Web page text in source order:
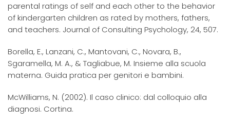
parental ratings of self and each other to the behavior
of kindergarten children as rated by mothers, fathers,
and teachers. Journal of Consulting Psychology, 24, 507.
Borella, E., Lanzani, C., Mantovani, C., Novara, B.,
Sgaramella, M. A., & Tagliabue, M. Insieme alla scuola
materna. Guida pratica per genitori e bambini.
McWilliams, N. (2002). Il caso clinico: dal colloquio alla
diagnosi. Cortina.